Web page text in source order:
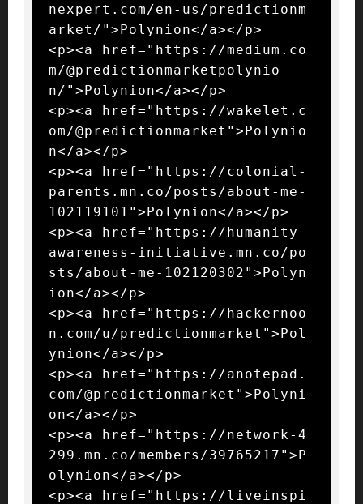
nexpert.com/en-us/predictionm
arket/">Polynion</a></p>
<p><a href="https://medium.co
m/@predictionmarketpolynio
n/">Polynion</a></p>
<p><a href="https://wakelet.c
om/@predictionmarket">Polynio
n</a></p>
<p><a href="https://colonial-
parents.mn.co/posts/about-me-
102119101">Polynion</a></p>
<p><a href="https://humanity-
awareness-initiative.mn.co/po
sts/about-me-102120302">Polyn
ion</a></p>
<p><a href="https://hackernoo
n.com/u/predictionmarket">Pol
ynion</a></p>
<p><a href="https://anotepad.
com/@predictionmarket">Polyni
on</a></p>
<p><a href="https://network-4
299.mn.co/members/39765217">P
olynion</a></p>
<p><a href="https://liveinspi